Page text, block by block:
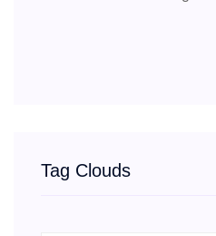
Tag Clouds